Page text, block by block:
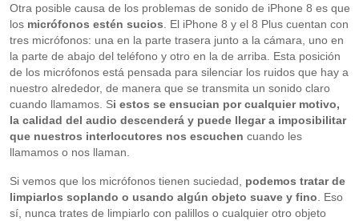
Otra posible causa de los problemas de sonido de iPhone 8 es que
los micrófonos estén sucios . El iPhone 8 y el 8 Plus cuentan con
tres micrófonos: una en la parte trasera junto a la cámara, uno en
la parte de abajo del teléfono y otro en la de arriba. Esta posición
de los micrófonos está pensada para silenciar los ruidos que hay a
nuestro alrededor, de manera que se transmita un sonido claro
cuando llamamos. Si estos se ensucian por cualquier motivo,
la calidad del audio descenderá y puede llegar a imposibilitar
que nuestros interlocutores nos escuchen cuando les
llamamos o nos llaman.
Si vemos que los micrófonos tienen suciedad, podemos tratar de
limpiarlos soplando o usando algún objeto suave y fino . Eso
sí, nunca trates de limpiarlo con palillos o cualquier otro objeto